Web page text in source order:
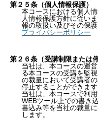
第２５条（個人情報保護）
本コースにおける個人
人情報保護方針に従い
報の取扱い及びその保
プライバシーポリシー
第２６条（受講制限または停
当社は、本コースの運
る本コースの受講を監
の裁量において受講者
停止することができます
当社は、本コースで利
WEBツール上での書き
書込み等を当社の裁量
します。